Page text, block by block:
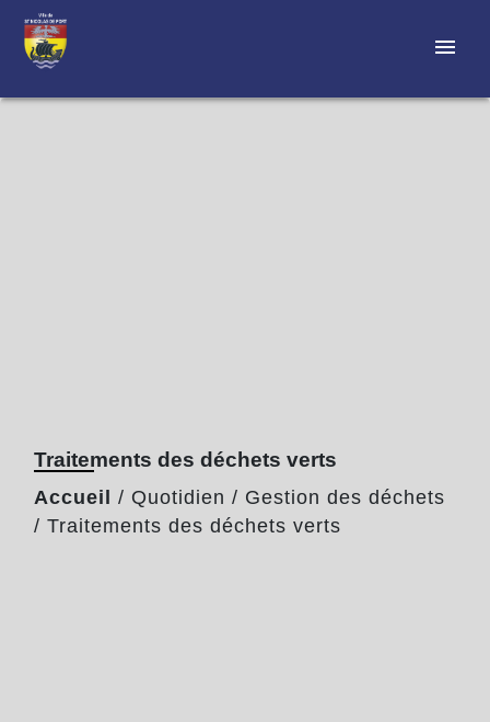
menu
Traitements des déchets verts
Accueil / Quotidien / Gestion des déchets
/ Traitements des déchets verts